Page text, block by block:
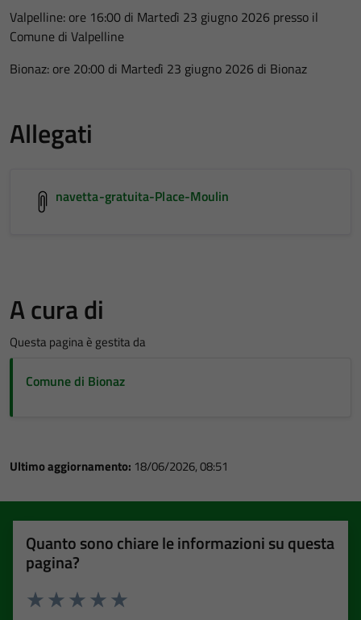
Valpelline: ore 16:00 di Martedì 23 giugno 2026 presso il
Comune di Valpelline
Bionaz: ore 20:00 di Martedì 23 giugno 2026 di Bionaz
Allegati
navetta-gratuita-Place-Moulin
A cura di
Questa pagina è gestita da
Comune di Bionaz
Ultimo aggiornamento: 18/06/2026, 08:51
Quanto sono chiare le informazioni su questa
pagina?